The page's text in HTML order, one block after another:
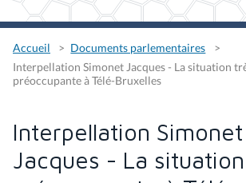
Accueil
Documents parlementaires
Interpellation Simonet Jacques - La situation
préoccupante à Télé-Bruxelles
Interpellation Simonet
Jacques - La